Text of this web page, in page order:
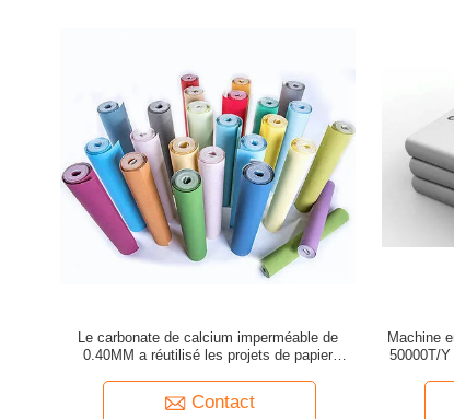
Le carbonate de calcium imperméable de
0.40MM a réutilisé les projets de papier
Contact
Machine
50000T/